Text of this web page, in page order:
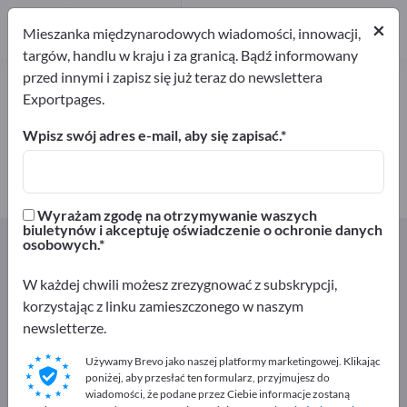
Drewno liściaste – znajdź
producentów i dostawców
1
1
Exportpages Rolnictwo i leśnictwo
Produkty leśne
Reklamuj się bezpłatnie w serwisie
Exportpages!
Szukaj – Oferty – Towary używane – Kontakty biznesowe
>> zacznij tutaj
×
Mieszanka międzynarodowych wiadomości, innowacji,
targów, handlu w kraju i za granicą. Bądź informowany
przed innymi i zapisz się już teraz do newslettera
Exportpages.
Wpisz swój adres e-mail, aby się zapisać.
Wyrażam zgodę na otrzymywanie waszych
biuletynów i akceptuję oświadczenie o ochronie danych
osobowych.
W każdej chwili możesz zrezygnować z subskrypcji,
korzystając z linku zamieszczonego w naszym
newsletterze.
Używamy Brevo jako naszej platformy marketingowej. Klikając
poniżej, aby przesłać ten formularz, przyjmujesz do
wiadomości, że podane przez Ciebie informacje zostaną